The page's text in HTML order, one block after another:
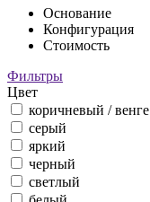
Основание
Конфигурация
Стоимость
Фильтры
Цвет
коричневый / венге
серый
яркий
черный
светлый